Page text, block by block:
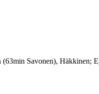
Savonen), Häkkinen;